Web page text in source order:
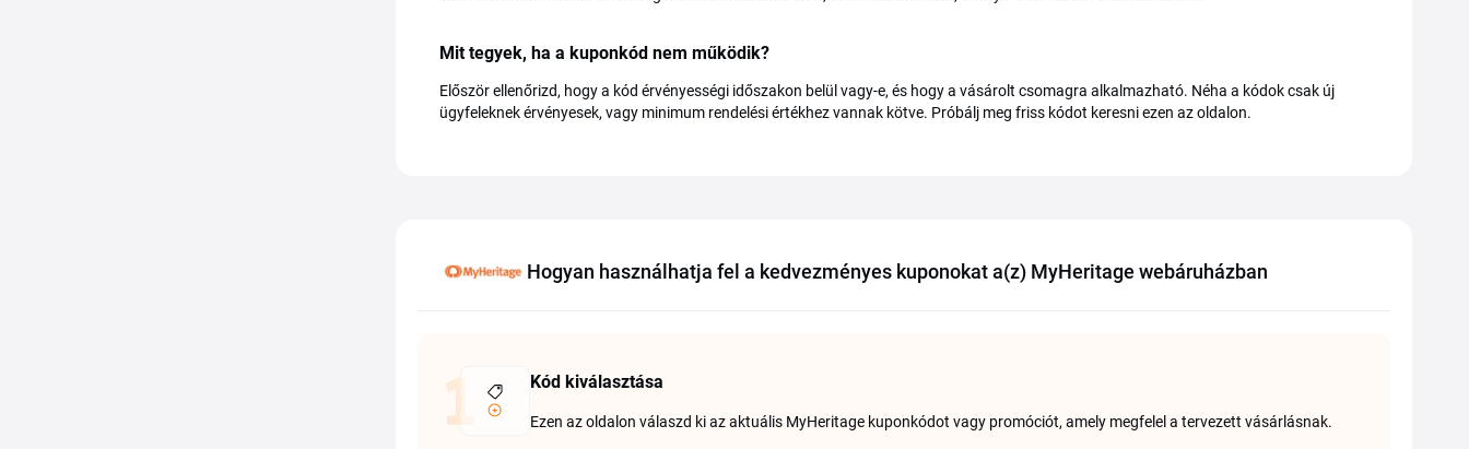
Mit tegyek, ha a kuponkód nem működik?
Először ellenőrizd, hogy a kód érvényességi időszakon belül vagy-e, és hogy a vásárolt csomagra alkalmazható. Néha a kódok csak új
ügyfeleknek érvényesek, vagy minimum rendelési értékhez vannak kötve. Próbálj meg friss kódot keresni ezen az oldalon.
Hogyan használhatja fel a kedvezményes kuponokat a(z) MyHeritage webáruházban
Kód kiválasztása
Ezen az oldalon válaszd ki az aktuális MyHeritage kuponkódot vagy promóciót, amely megfelel a tervezett vásárlásnak.